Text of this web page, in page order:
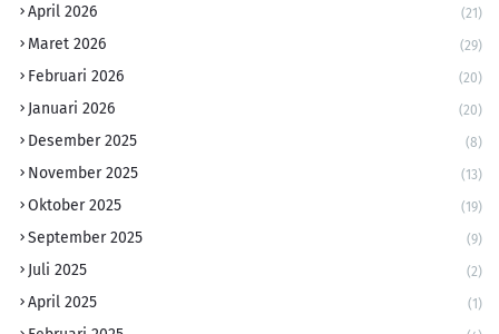
April 2026 (21)
Maret 2026 (29)
Februari 2026 (20)
Januari 2026 (20)
Desember 2025 (8)
November 2025 (13)
Oktober 2025 (19)
September 2025 (9)
Juli 2025 (2)
April 2025 (1)